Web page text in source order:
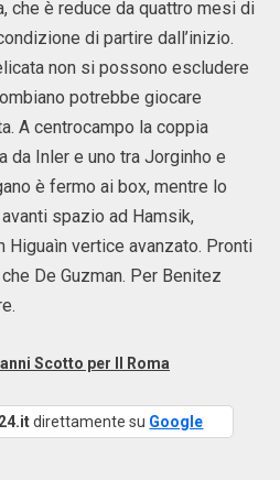
che è reduce da quattro mesi di
di partire dall’inizio.
non si possono escludere
potrebbe giocare
A centrocampo la coppia
Inler e uno tra Jorginho e
è fermo ai box, mentre lo
spazio ad Hamsik,
Higuaìn vertice avanzato. Pronti
De Guzman. Per Benitez
Scotto per Il Roma
direttamente su Google